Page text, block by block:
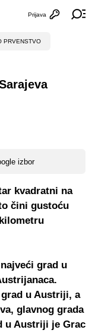
Otvori
Prijava
PRVENSTVO
izbor
kvadratni na
čini gustoću
grad u
u Austriji, a
glavnog grada
u Austriji je Grac